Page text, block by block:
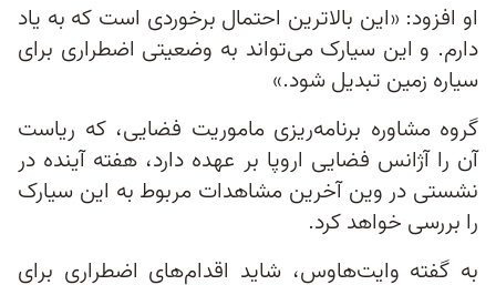
او افزود: «این بالاترین احتمال برخوردی است که به یاد
دارم. و این سیارک می‌تواند به وضعیتی اضطراری برای
سیاره زمین تبدیل شود.»
گروه مشاوره برنامه‌ریزی ماموریت فضایی، که ریاست
آن را آژانس فضایی اروپا بر عهده دارد، هفته آینده در
نشستی در وین آخرین مشاهدات مربوط به این سیارک
را بررسی خواهد کرد.
به گفته وایت‌هاوس، شاید اقدام‌های اضطراری برای